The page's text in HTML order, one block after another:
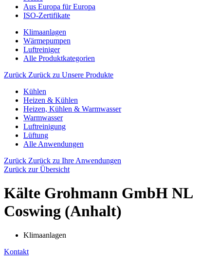
Aus Europa für Europa
ISO-Zertifikate
Klimaanlagen
Wärmepumpen
Luftreiniger
Alle Produktkategorien
Zurück Zurück zu Unsere Produkte
Kühlen
Heizen & Kühlen
Heizen, Kühlen & Warmwasser
Warmwasser
Luftreinigung
Lüftung
Alle Anwendungen
Zurück Zurück zu Ihre Anwendungen
Zurück zur Übersicht
Kälte Grohmann GmbH NL
Coswing (Anhalt)
Klimaanlagen
Kontakt